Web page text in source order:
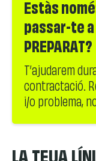
Estàs
passar-te
PREPARAT?
T’ajudarem
contractació.
i/o problema,